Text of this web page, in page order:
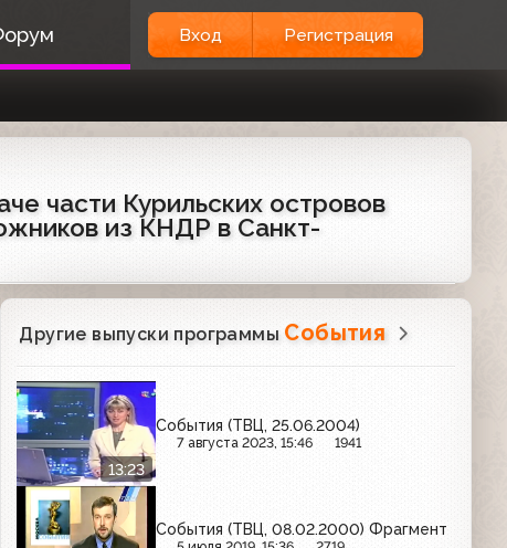
Вход Регистрация
части Курильских островов
из КНДР в Санкт-
Другие выпуски программы События
13:23
События (ТВЦ, 25.06.2004)
7 августа 2023, 15:46 1941
События (ТВЦ, 08.02.2000) Фрагмент